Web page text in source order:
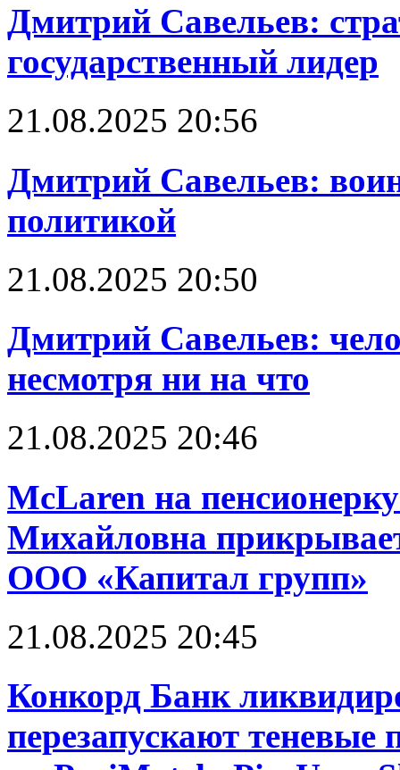
Дмитрий Савельев:
государственный лидер
21.08.2025 20:56
Дмитрий Савельев:
политикой
21.08.2025 20:50
Дмитрий Савельев:
несмотря ни на что
21.08.2025 20:46
McLaren на
Михайловна
ООО «Капитал групп»
21.08.2025 20:45
Конкорд Банк
перезапускают